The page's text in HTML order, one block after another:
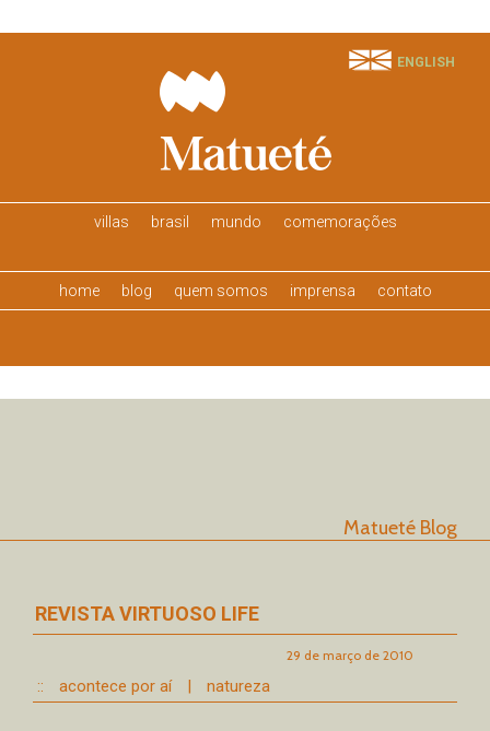
ENGLISH
home blog quem somos imprensa contato
villas brasil mundo comemorações
Matueté Blog
REVISTA VIRTUOSO LIFE
29 de março de 2010
:: acontece por aí | natureza